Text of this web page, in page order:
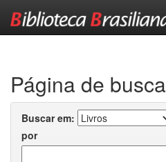
Página de busca
Buscar em:
por